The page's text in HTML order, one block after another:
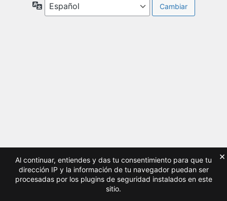
Idioma
Al continuar, entiendes y das tu consentimiento para que tu
dirección IP y la información de tu navegador puedan ser
procesadas por los plugins de seguridad instalados en este
sitio.
×